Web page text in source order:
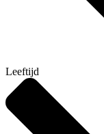
Leeftijd